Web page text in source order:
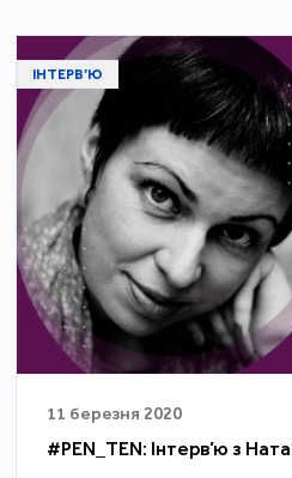
ІНТЕРВ’Ю
11 березня 2020
#PEN_TEN: Інтерв’ю з